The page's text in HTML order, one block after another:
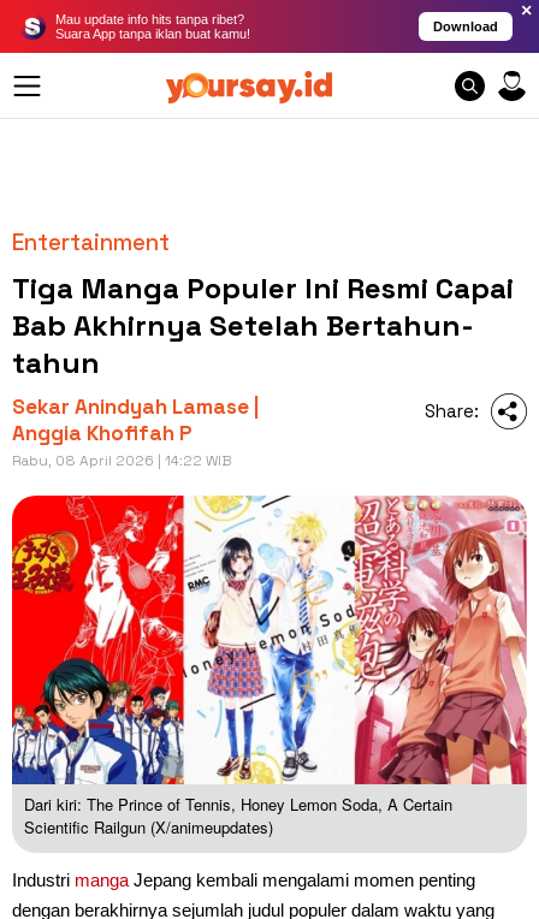
Mau update info hits tanpa ribet?
Suara App tanpa iklan buat kamu!
Download
×
Entertainment
Tiga Manga Populer Ini Resmi Capai
Bab Akhirnya Setelah Bertahun-
tahun
Sekar Anindyah Lamase |
Anggia Khofifah P
Rabu, 08 April 2026 | 14:22 WIB
Share:
Dari kiri: The Prince of Tennis, Honey Lemon Soda, A Certain
Scientific Railgun (X/animeupdates)
Industri manga Jepang kembali mengalami momen penting
dengan berakhirnya sejumlah judul populer dalam waktu yang